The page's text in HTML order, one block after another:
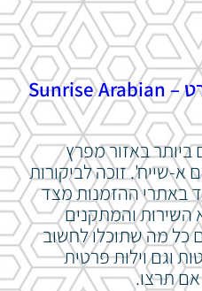
סאנרייז ערביין ביץ' ריזורט – Sunrise Arabian
ביותר באזור מפרץ
א-שייח'. זוכה לביקורות
באתרי ההזמנות מצד
השירות והמתקנים
כל מה שתוכלו לחשוב
וגם וילות פרטית